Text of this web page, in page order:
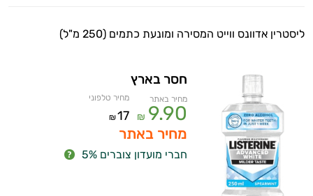
ליסטרין אדוונס ווייט המסירה ומונעת כתמים (250 מ"ל)
חסר בארץ
מחיר באתר
9.90
₪
מחיר טלפוני
17
₪
מחיר באתר
חברי מועדון צוברים 5%